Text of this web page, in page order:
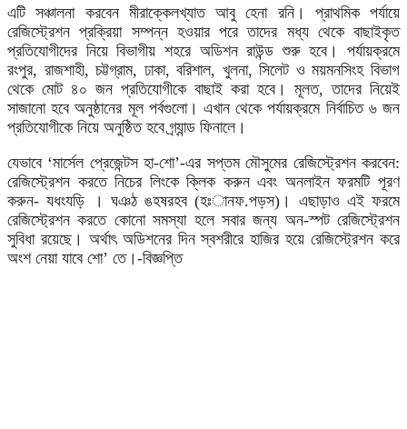
এটি সঞ্চালনা করবেন মীরাক্কেলখ্যাত আবু হেনা রনি। প্রাথমিক পর্যায়ে
রেজিস্ট্রেশন প্রক্রিয়া সম্পন্ন হওয়ার পরে তাদের মধ্য থেকে বাছাইকৃত
প্রতিযোগীদের নিয়ে বিভাগীয় শহরে অডিশন রাউন্ড শুরু হবে। পর্যায়ক্রমে
রংপুর, রাজশাহী, চট্টগ্রাম, ঢাকা, বরিশাল, খুলনা, সিলেট ও ময়মনসিংহ বিভাগ
থেকে মোট ৪০ জন প্রতিযোগীকে বাছাই করা হবে। মূলত, তাদের নিয়েই
সাজানো হবে অনুষ্ঠানের মূল পর্বগুলো। এখান থেকে পর্যায়ক্রমে নির্বাচিত ৬ জন
প্রতিযোগীকে নিয়ে অনুষ্ঠিত হবে গ্র্যান্ড ফিনালে।
যেভাবে ‘মার্সেল প্রেজেন্টস হা-শো’-এর সপ্তম মৌসুমের রেজিস্ট্রেশন করবেন:
রেজিস্ট্রেশন করতে নিচের লিংকে ক্লিক করুন এবং অনলাইন ফরমটি পূরণ
করুন- যধংযড়ি । ঘঞঠ ঙহষরহব (হঃানফ.পড়স)। এছাড়াও এই ফরমে
রেজিস্ট্রেশন করতে কোনো সমস্যা হলে সবার জন্য অন-স্পট রেজিস্ট্রেশন
সুবিধা রয়েছে। অর্থাৎ অডিশনের দিন স্বশরীরে হাজির হয়ে রেজিস্ট্রেশন করে
অংশ নেয়া যাবে শো’ তে।-বিজ্ঞপ্তি